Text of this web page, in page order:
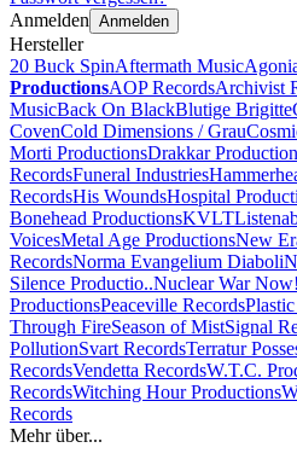
Anmelden Anmelden
Hersteller
20 Buck SpinAftermath Music
ProductionsAOP RecordsArchivist
MusicBack On BlackBlutige Brigitte
CovenCold Dimensions / Grau
Morti ProductionsDrakkar
RecordsFuneral Industries
RecordsHis WoundsHospital
Bonehead ProductionsKVLT
VoicesMetal Age ProductionsNew
RecordsNorma Evangelium Diaboli
Silence Productio..Nuclear War
ProductionsPeaceville Records
Through FireSeason of MistSignal
PollutionSvart RecordsTerratur
RecordsVendetta RecordsW.T.C.
RecordsWitching Hour Productions
Records
Mehr über...